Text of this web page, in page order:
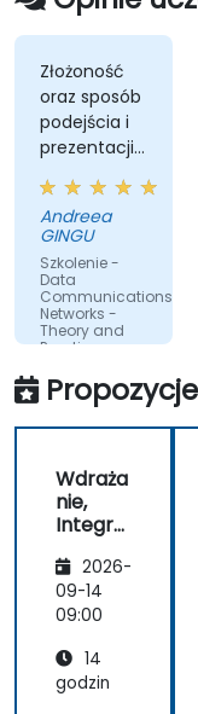
Procedure) i
przekazania
• Monitorować
operacjami
regionach w
komercyjnego i
Złożoność
oraz sposób
podejścia i
prezentacji
koncepcji
Andreea
GINGU
Szkolenie -
Data
Communications
Networks -
Theory and
Practice
Przetłumaczone
przez sztuczną
inteligencję
Wdraża
nie,
Integra
Zarządz
anie
Operac
Sieci
Teleko
2026-
09-14
09:00
14
godzin